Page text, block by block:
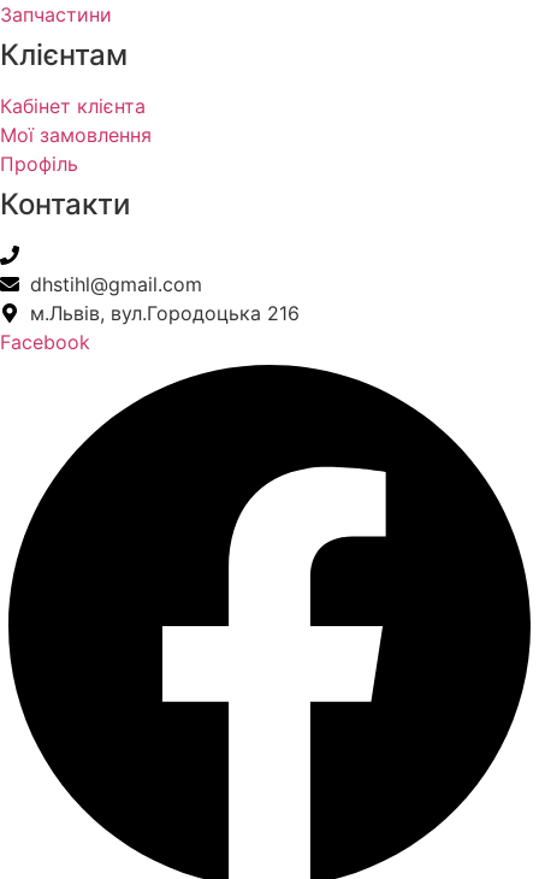
Запчастини
Клієнтам
Кабінет клієнта
Мої замовлення
Профіль
Контакти
dhstihl@gmail.com
м.Львів, вул.Городоцька 216
Facebook